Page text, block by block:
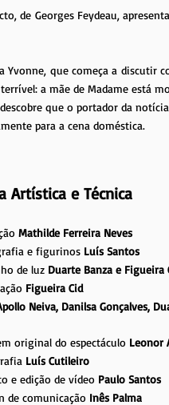
de Georges Feydeau,
Yvonne, que começa a discutir
a mãe de Madame está
que o portador da
para a cena doméstica.
Artística e Técnica
Mathilde Ferreira Neves
e figurinos Luís Santos
de luz Duarte Banza e Figueira
Figueira Cid
Neiva, Danilsa Gonçalves,
original do espectáculo Leonor
Luís Cutileiro
e edição de vídeo Paulo Santos
de comunicação Inês Palma